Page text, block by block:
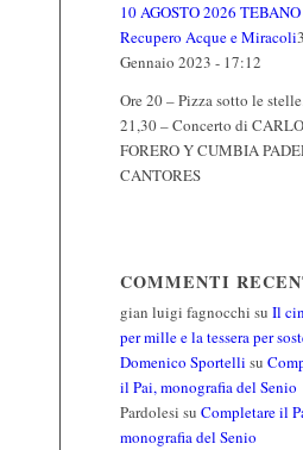
10 AGOSTO 2026 TEBANO
Recupero Acque e Miracoli3
Gennaio 2023 - 17:12
Ore 20 – Pizza sotto le
21,30 – Concerto di
FORERO Y CUMBIA
CANTORES
COMMENTI
gian luigi fagnocchi suIl
per mille e la tessera per
Domenico Sportelli su
il Pai, monografia del Senio
Pardolesi suCompletare il
monografia del Senio